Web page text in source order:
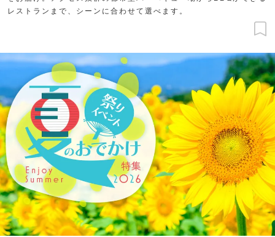
レストランまで、シーンに合わせて選べます。